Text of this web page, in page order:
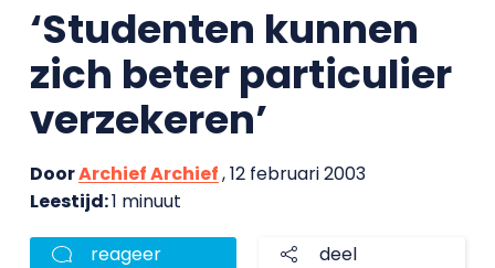
‘Studenten kunnen
zich beter particulier
verzekeren’
DoorArchief Archief, 12 februari 2003
Leestijd:1 minuut
reageer deel